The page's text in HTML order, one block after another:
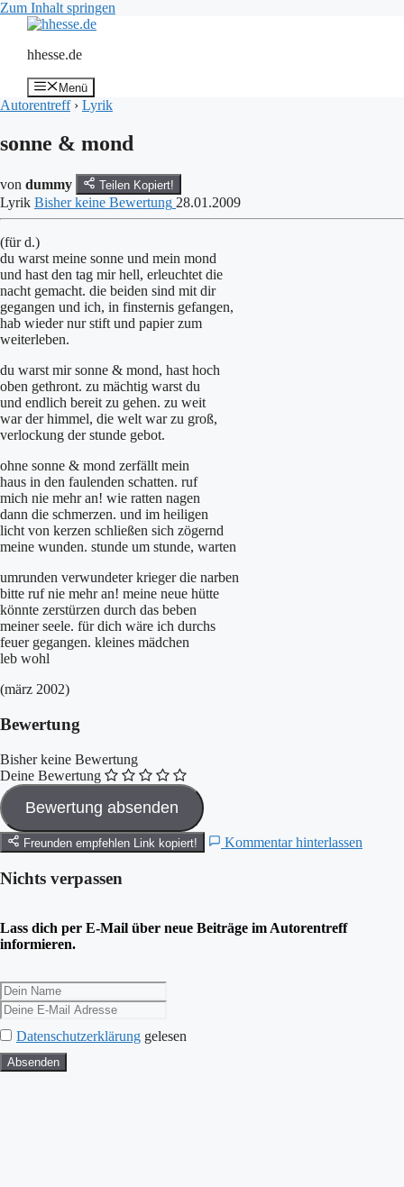
Zum Inhalt springen
hhesse.de
Menü
Autorentreff › Lyrik
sonne & mond
von dummy Teilen Kopiert!
Lyrik Bisher keine Bewertung 28.01.2009
(für d.)
du warst meine sonne und mein mond
und hast den tag mir hell, erleuchtet die
nacht gemacht. die beiden sind mit dir
gegangen und ich, in finsternis gefangen,
hab wieder nur stift und papier zum
weiterleben.
du warst mir sonne & mond, hast hoch
oben gethront. zu mächtig warst du
und endlich bereit zu gehen. zu weit
war der himmel, die welt war zu groß,
verlockung der stunde gebot.
ohne sonne & mond zerfällt mein
haus in den faulenden schatten. ruf
mich nie mehr an! wie ratten nagen
dann die schmerzen. und im heiligen
licht von kerzen schließen sich zögernd
meine wunden. stunde um stunde, warten
umrunden verwundeter krieger die narben
bitte ruf nie mehr an! meine neue hütte
könnte zerstürzen durch das beben
meiner seele. für dich wäre ich durchs
feuer gegangen. kleines mädchen
leb wohl
(märz 2002)
Bewertung
Bisher keine Bewertung
Deine Bewertung
Freunden empfehlen Link kopiert! Kommentar hinterlassen
Nichts verpassen
Lass dich per E-Mail über neue Beiträge im Autorentreff
informieren.
Datenschutzerklärung gelesen